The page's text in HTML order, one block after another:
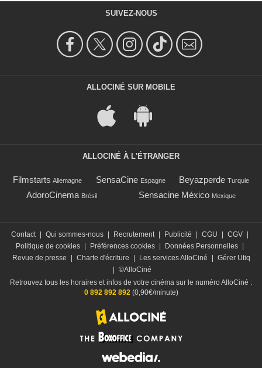
SUIVEZ-NOUS
ALLOCINÉ SUR MOBILE
ALLOCINÉ À L'ÉTRANGER
Filmstarts Allemagne SensaCine Espagne Beyazperde Turquie
AdoroCinema Brésil Sensacine México Mexique
Contact Qui sommes-nous Recrutement Publicité CGU CGV
Politique de cookies
Préférences cookies Données Personnelles
Revue de presse
Charte d'écriture Les services AlloCiné
Gérer Utiq
©AlloCiné
Retrouvez tous les horaires et infos de votre cinéma sur le numéro AlloCiné :
0 892 892 892(0,90€/minute)